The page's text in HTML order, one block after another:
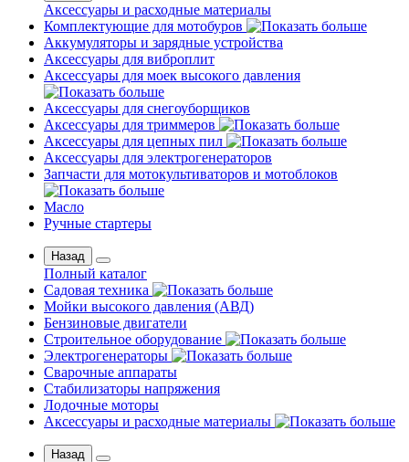
Аксессуары и расходные материалы
Комплектующие для мотобуров
Аккумуляторы и зарядные устройства
Аксессуары для виброплит
Аксессуары для моек высокого давления
Аксессуары для снегоуборщиков
Аксессуары для триммеров
Аксессуары для цепных пил
Аксессуары для электрогенераторов
Запчасти для мотокультиваторов и мотоблоков
Масло
Ручные стартеры
Назад
Полный каталог
Садовая техника
Мойки высокого давления (АВД)
Бензиновые двигатели
Строительное оборудование
Электрогенераторы
Сварочные аппараты
Стабилизаторы напряжения
Лодочные моторы
Аксессуары и расходные материалы
Назад